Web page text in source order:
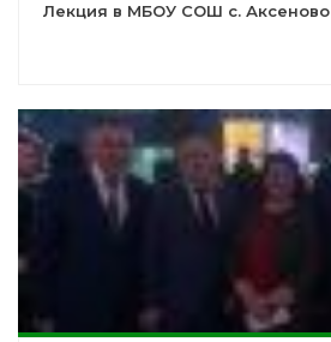
Лекция в МБОУ СОШ с. Аксеново